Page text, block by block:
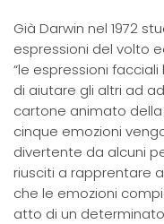
Già Darwin nel 1972
espressioni del volto
“le espressioni
di aiutare gli altri ad
cartone animato
cinque emozioni
divertente da alcuni
riusciti a rapprentare
che le emozioni
atto di un